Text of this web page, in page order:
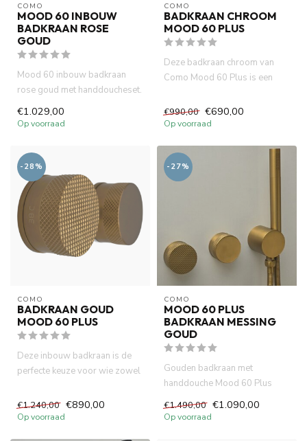
COMO
MOOD 60 INBOUW
BADKRAAN ROSE
GOUD
Mood 60 inbouw badkraan
rose goud met handdoucheset.
Incl. 2 x inbouwbox, zowel ...
€1.029,00
Op voorraad
COMO
BADKRAAN CHROOM
MOOD 60 PLUS
Deze badkraan chroom van
Como Mood 60 Plus is een
therm...
€990,00 €690,00
Op voorraad
-28%
COMO
BADKRAAN GOUD
MOOD 60 PLUS
Deze inbouw badkraan is de
perfecte keuze voor wie zowel
€1.240,00 €890,00
Op voorraad
-27%
COMO
MOOD 60 PLUS
BADKRAAN MESSING
GOUD
Gouden badkraan met
handdouche Mood 60 Plus
messing met ingebouwde
thermostaat b...
€1.490,00 €1.090,00
Op voorraad